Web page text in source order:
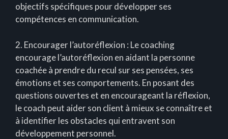
objectifs spécifiques pour développer ses
compétences en communication.
2. Encourager l’autoréflexion : Le coaching
encourage l’autoréflexion en aidant la personne
coachée à prendre du recul sur ses pensées, ses
émotions et ses comportements. En posant des
questions ouvertes et en encourageant la réflexion,
le coach peut aider son client à mieux se connaître et
à identifier les obstacles qui entravent son
développement personnel.